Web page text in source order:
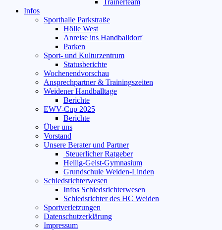
Trainerteam
Infos
Sporthalle Parkstraße
Hölle West
Anreise ins Handballdorf
Parken
Sport- und Kulturzentrum
Statusberichte
Wochenendvorschau
Ansprechpartner & Trainingszeiten
Weidener Handballtage
Berichte
EWV-Cup 2025
Berichte
Über uns
Vorstand
Unsere Berater und Partner
Steuerlicher Ratgeber
Heilig-Geist-Gymnasium
Grundschule Weiden-Linden
Schiedsrichterwesen
Infos Schiedsrichterwesen
Schiedsrichter des HC Weiden
Sportverletzungen
Datenschutzerklärung
Impressum